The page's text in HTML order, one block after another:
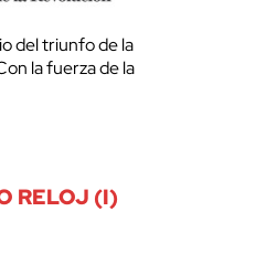
del triunfo de la
la fuerza de la
RELOJ (I)